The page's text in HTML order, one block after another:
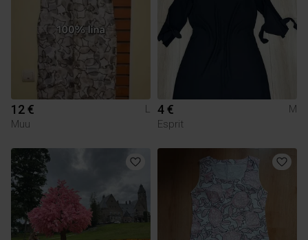
12 €
L
Muu
4 €
M
Esprit